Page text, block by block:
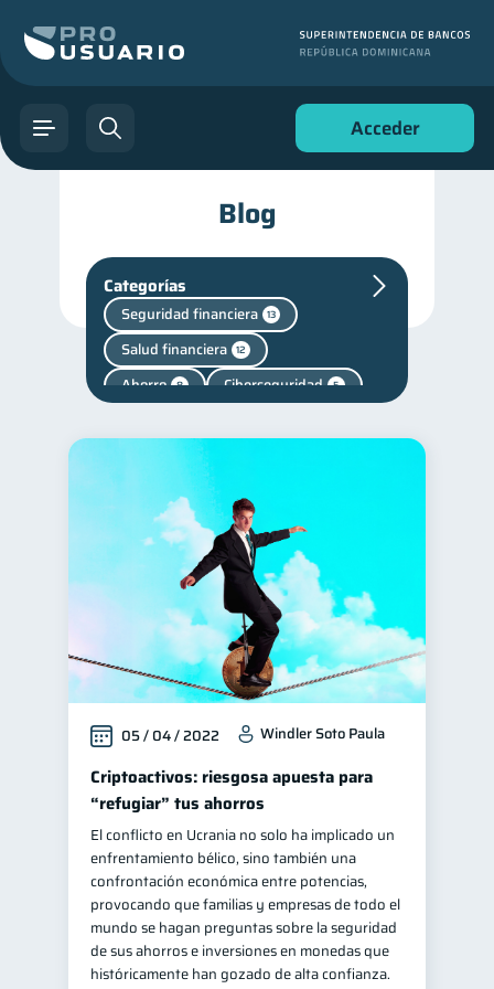
Acceder
Blog
Categorías
Seguridad financiera 13
Salud financiera 12
Ahorro 8 Ciberseguridad 5
Cuenta Inactiva
Finanzas en Pareja
Finanzas personales 44
Manejo de deudas 31
Educación financiera 31
Finanzas para jóvenes 30
Control de deudas
Finanzas familiares 25
Inclusión financiera 22
Bienestar financiero 22
Finanzas para mujeres
Productos financieros 11
Organización Financiera 10
Deudas 10
Entidad financiera 8
05 / 04 / 2022 Windler Soto Paula
Criptoactivos: riesgosa apuesta para
“refugiar” tus ahorros
El conflicto en Ucrania no solo ha implicado un
enfrentamiento bélico, sino también una
confrontación económica entre potencias,
provocando que familias y empresas de todo el
mundo se hagan preguntas sobre la seguridad
de sus ahorros e inversiones en monedas que
históricamente han gozado de alta confianza.